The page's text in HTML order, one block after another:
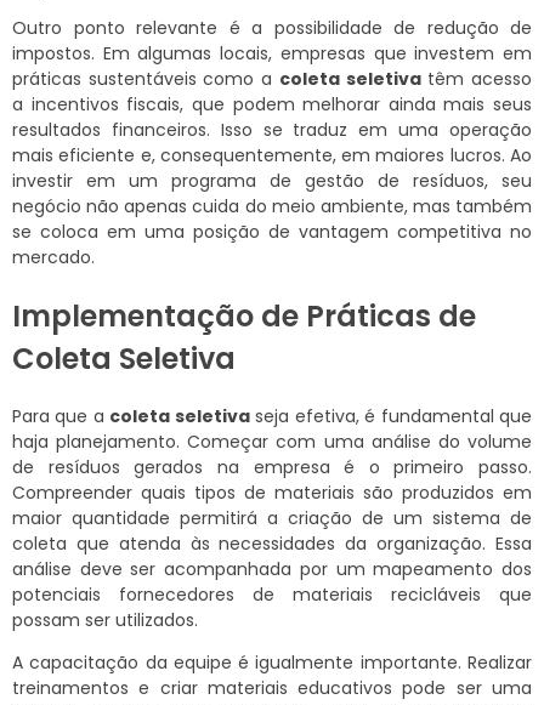
Outro ponto relevante é a possibilidade de redução de
impostos. Em algumas locais, empresas que investem em
práticas sustentáveis como a coleta seletivatêm acesso
a incentivos fiscais, que podem melhorar ainda mais seus
resultados financeiros. Isso se traduz em uma operação
mais eficiente e, consequentemente, em maiores lucros. Ao
investir em um programa de gestão de resíduos, seu
negócio não apenas cuida do meio ambiente, mas também
se coloca em uma posição de vantagem competitiva no
mercado.
Implementação de Práticas de
Coleta Seletiva
Para que a coleta seletivaseja efetiva, é fundamental que
haja planejamento. Começar com uma análise do volume
de resíduos gerados na empresa é o primeiro passo.
Compreender quais tipos de materiais são produzidos em
maior quantidade permitirá a criação de um sistema de
coleta que atenda às necessidades da organização. Essa
análise deve ser acompanhada por um mapeamento dos
potenciais fornecedores de materiais recicláveis que
possam ser utilizados.
A capacitação da equipe é igualmente importante. Realizar
treinamentos e criar materiais educativos pode ser uma